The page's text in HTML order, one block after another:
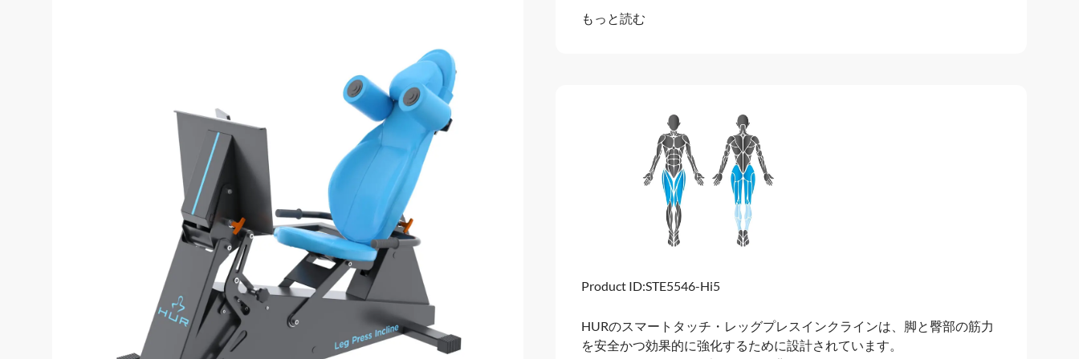
もっと読む
Product ID:STE5546-Hi5
HURのスマートタッチ・レッグプレスインクラインは、脚と臀部の筋力
を安全かつ効果的に強化するために設計されています。